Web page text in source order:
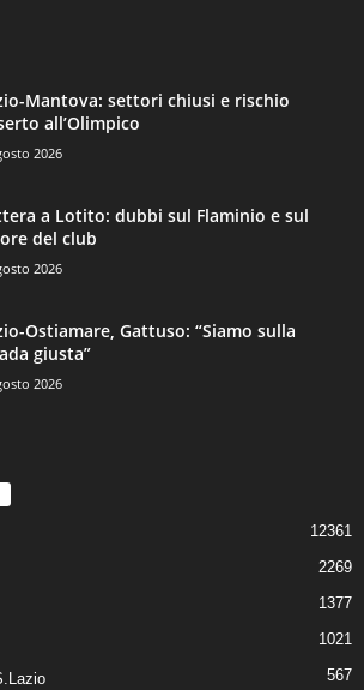
Mantova: settori chiusi e rischio
all’Olimpico
2026
a Lotito: dubbi sul Flaminio e sul
del club
2026
Ostiamare, Gattuso: “Siamo sulla
giusta”
2026
12361
2269
1377
1021
567